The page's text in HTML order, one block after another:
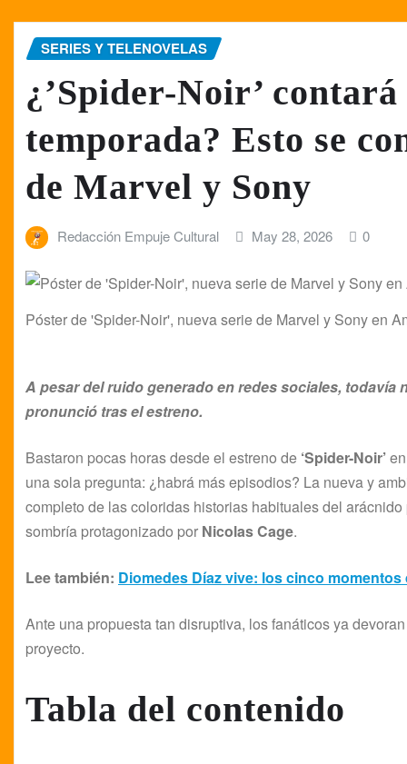
SERIES Y TELENOVELAS
¿’Spider-Noir’
temporada? Esto se
de Marvel y Sony
Redacción Empuje Cultural May 28, 2026 0
Póster de 'Spider-Noir', nueva serie de Marvel y Sony en
A pesar del ruido generado en redes sociales,
pronunció tras el estreno.
Bastaron pocas horas desde el estreno de ‘Spider-Noir’en
una sola pregunta: ¿habrá más episodios? La nueva y
completo de las coloridas historias habituales del
sombría protagonizado por Nicolas Cage.
Lee también: Diomedes Díaz vive: los cinco
Ante una propuesta tan disruptiva, los fanáticos ya
proyecto.
Tabla del contenido